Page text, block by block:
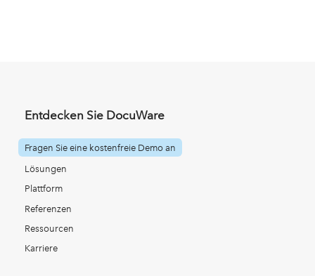
Entdecken Sie DocuWare
Fragen Sie eine kostenfreie Demo an
Lösungen
Plattform
Referenzen
Ressourcen
Karriere